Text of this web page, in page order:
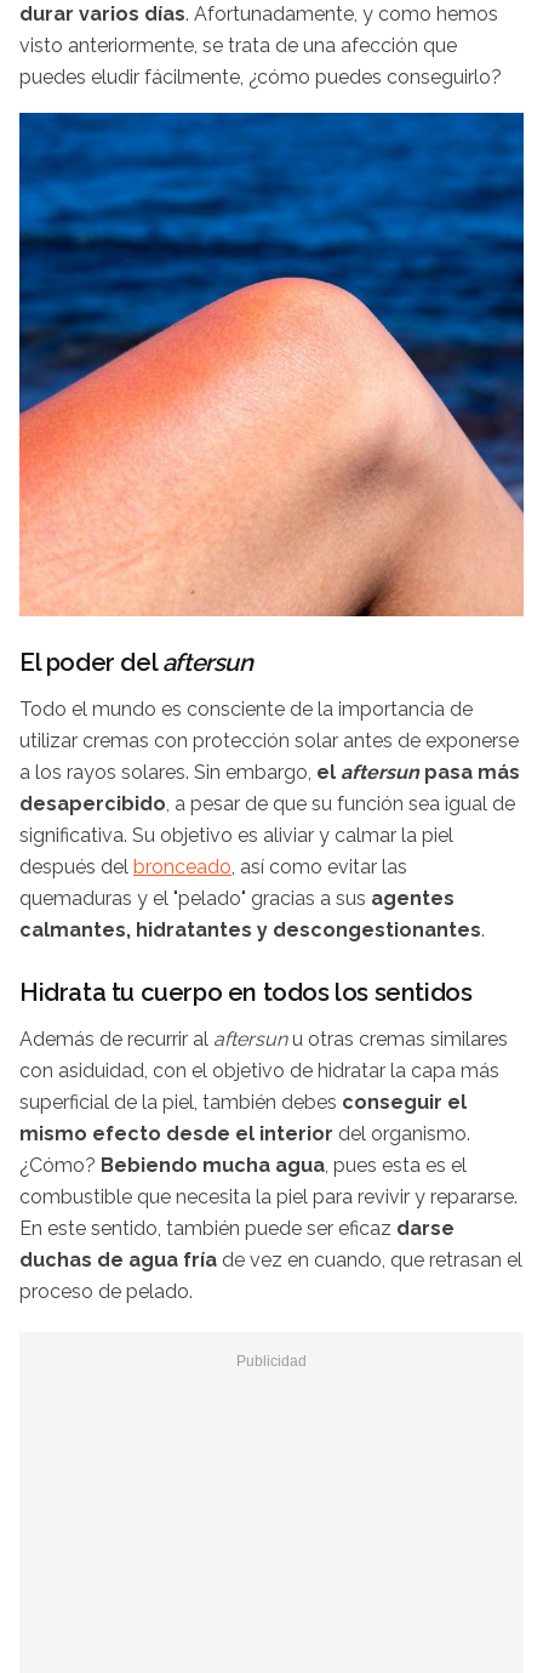
durar varios días. Afortunadamente, y como hemos
visto anteriormente, se trata de una afección que
puedes eludir fácilmente, ¿cómo puedes conseguirlo?
El poder delaftersun
Todo el mundo es consciente de la importancia de
utilizar cremas con protección solar antes de exponerse
a los rayos solares. Sin embargo, el aftersun pasa más
desapercibido, a pesar de que su función sea igual de
significativa. Su objetivo es aliviar y calmar la piel
después del bronceado, así como evitar las
quemaduras y el "pelado" gracias a sus agentes
calmantes, hidratantes y descongestionantes.
Hidrata tu cuerpo en todos los sentidos
Además de recurrir al aftersunu otras cremas similares
con asiduidad, con el objetivo de hidratar la capa más
superficial de la piel, también debes conseguir el
mismo efecto desde el interior del organismo.
¿Cómo? Bebiendo mucha agua, pues esta es el
combustible que necesita la piel para revivir y repararse.
En este sentido, también puede ser eficaz darse
duchas de agua fría de vez en cuando, que retrasan el
proceso de pelado.